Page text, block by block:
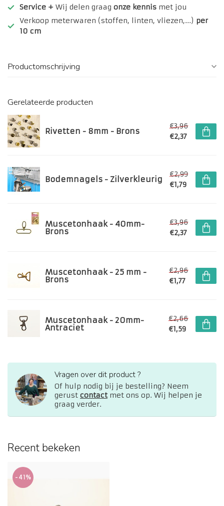
Service + Wij delen graag onze kennis met jou
Verkoop meterwaren (stoffen, linten, vliezen,...) per
10 cm
Productomschrijving
Gerelateerde producten
Rivetten - 8mm - Brons
€3,96
€2,37
Bodemnagels - Zilverkleurig
€2,99
€1,79
Muscetonhaak - 40mm-
Brons
€3,96
€2,37
Muscetonhaak - 25 mm -
Brons
€2,96
€1,77
Muscetonhaak - 20mm-
Antraciet
€2,66
€1,59
Vragen over dit product ?
Of hulp nodig bij je bestelling? Neem
gerust contactmet ons op. Wij helpen je
graag verder.
Recent bekeken
-41%